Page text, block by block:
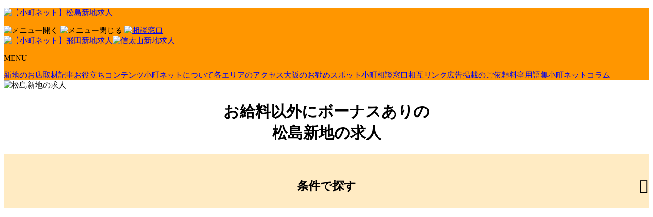
MENU
新地のお店取材記事お役立ちコンテンツ小町ネットについて各エリアのアクセス大阪のお勧めスポット 小町相談窓口相互リンク 広告掲載のご依頼料亭用語集小町ネットコラム
お給料以外にボーナスありの
松島新地の求人
条件で探す